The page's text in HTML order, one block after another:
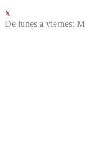
De lunes a viernes: